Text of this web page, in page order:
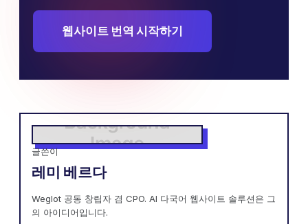
웹사이트 번역 시작하기
글쓴이
레미 베르다
Weglot 공동 창립자 겸 CPO. AI 다국어 웹사이트 솔루션은 그
의 아이디어입니다.